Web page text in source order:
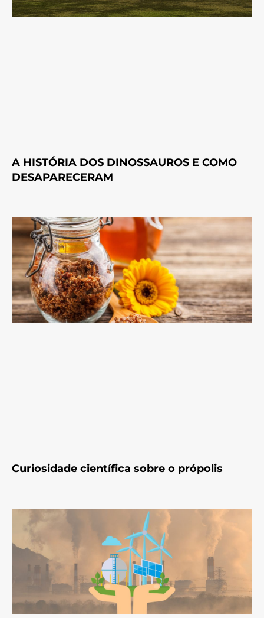
A HISTÓRIA DOS DINOSSAUROS E COMO
DESAPARECERAM
Curiosidade científica sobre o própolis